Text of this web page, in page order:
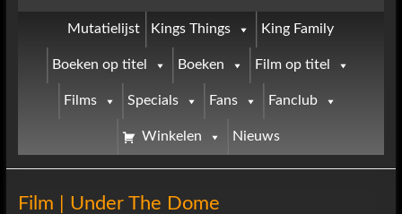
Mutatielijst Kings Things King Family
Boeken op titel Boeken Film op titel
Films Specials Fans Fanclub
Winkelen Nieuws
Film | Under The Dome